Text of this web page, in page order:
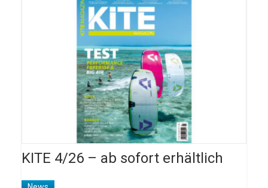
KITE 4/26 – ab sofort erhältlich